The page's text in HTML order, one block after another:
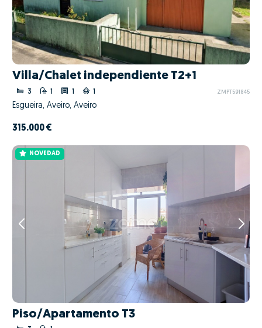
Villa/Chalet independiente T2+1
3 1 1 1 ZMPT591845
Esgueira, Aveiro, Aveiro
315.000 €
NOVEDAD
Piso/Apartamento T3